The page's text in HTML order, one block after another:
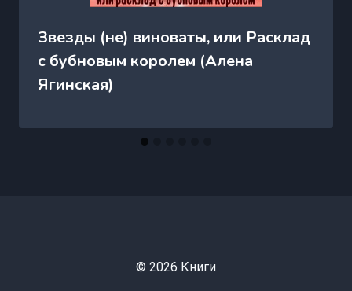
Звезды (не) виноваты, или Расклад
с бубновым королем (Алена
Ягинская)
© 2026 Книги